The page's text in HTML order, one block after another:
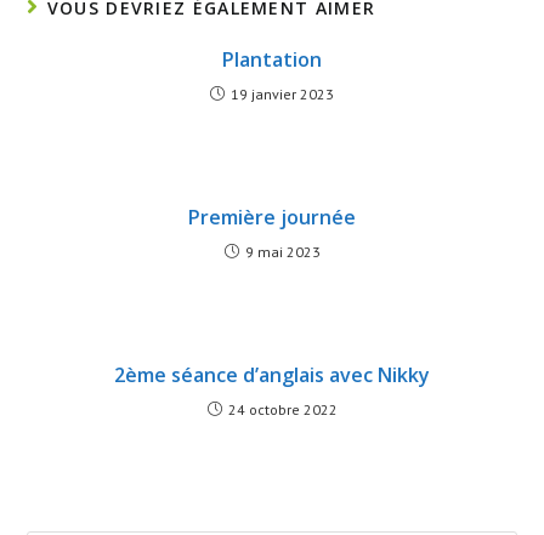
VOUS DEVRIEZ ÉGALEMENT AIMER
Plantation
19 janvier 2023
Première journée
9 mai 2023
2ème séance d’anglais avec Nikky
24 octobre 2022